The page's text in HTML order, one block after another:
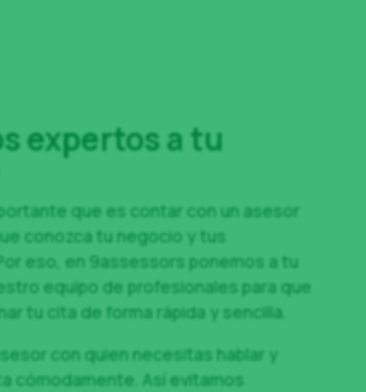
expertos a tu
que es contar con un asesor
conozca tu negocio y tus
eso, en 9assessors ponemos a tu
equipo de profesionales para que
tu cita de forma rápida y sencilla.
con quien necesitas hablar y
cómodamente. Así evitamos